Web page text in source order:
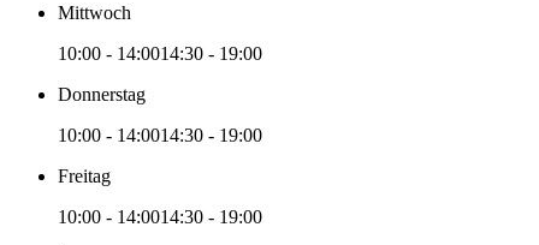
Mittwoch
10:00 - 14:0014:30 - 19:00
Donnerstag
10:00 - 14:0014:30 - 19:00
Freitag
10:00 - 14:0014:30 - 19:00